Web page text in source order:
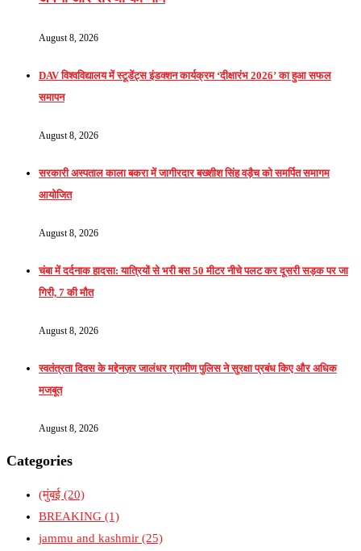
August 8, 2026
DAV विश्वविद्यालय में स्टूडेंट्स इंडक्शन कार्यक्रम ‘दीक्षारंभ 2026’ का हुआ सफल
समापन
August 8, 2026
सरकारी अस्पताल काला बकरा में जागीरदार बख्शीश सिंह वड़ैच को समर्पित समागम
आयोजित
August 8, 2026
चंबा में दर्दनाक हादसा: यात्रियों से भरी बस 50 मीटर नीचे पलट कर दूसरी सड़क पर जा
गिरी, 7 की मौत
August 8, 2026
स्वतंत्रता दिवस के मद्देनज़र जालंधर ग्रामीण पुलिस ने सुरक्षा प्रबंध किए और अधिक
मजबूत
August 8, 2026
Categories
(मुंबई (20)
BREAKING (1)
jammu and kashmir (25)